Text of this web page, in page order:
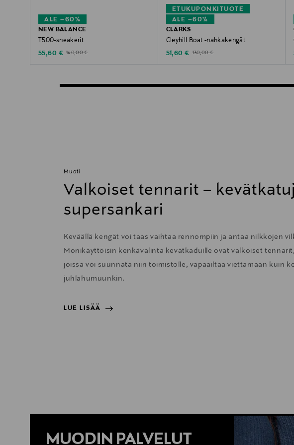
ALE –60%
NEW BALANCE
T500-sneakerit
Discounted Price
55,60 € Original Price
140,00 €
ALE –60%
ETUKUPONKITUOTE
CLARKS
Cleyhill Boat -nahkakengät
Discounted Price
51,60 € Original Price
130,00 €
Muoti
Valkoiset tennarit –
supersankari
Keväällä kengät voi taas vaihtaa rennompiin ja antaa nilkkojen
Monikäyttöisin kenkävalinta kevätkaduille ovat valkoiset tennarit,
joissa voi suunnata niin toimistolle, vapaailtaa viettämään kuin
juhlahumuunkin.
LUE LISÄÄ
MUODIN PALVELUT